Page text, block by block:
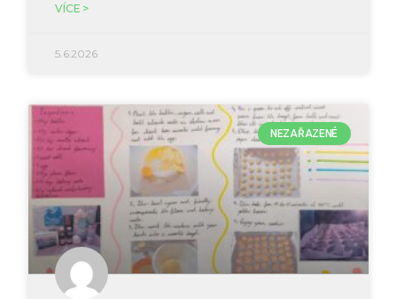
VÍCE >
5.6.2026
NEZAŘAZENÉ